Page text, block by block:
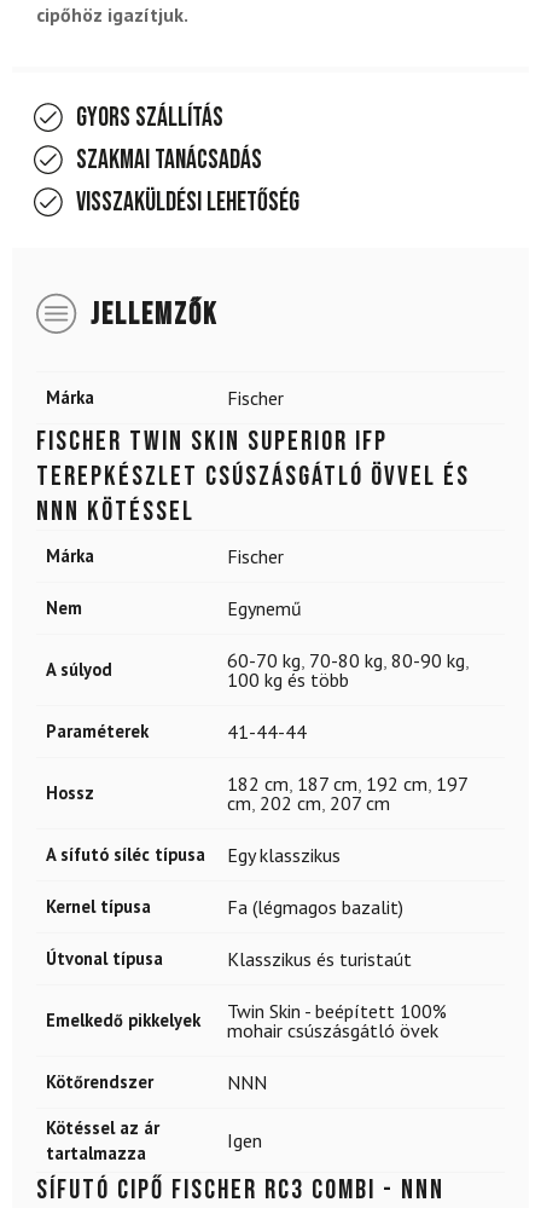
cipőhöz igazítjuk.
Gyors szállítás
Szakmai tanácsadás
Visszaküldési lehetőség
JELLEMZŐK
Márka Fischer
FISCHER Twin Skin Superior IFP
terepkészlet csúszásgátló övvel és
NNN kötéssel
Márka Fischer
Nem Egynemű
A súlyod 60-70 kg 70-80 kg 80-90 kg
100 kg és több
Paraméterek 41-44-44
Hossz 182 cm 187 cm 192 cm 197
cm 202 cm 207 cm
A sífutó síléc típusa Egy klasszikus
Kernel típusa Fa (légmagos bazalit)
Útvonal típusa Klasszikus és turistaút
Emelkedő pikkelyek
Twin Skin - beépített 100%
mohair csúszásgátló övek
Kötőrendszer NNN
Kötéssel az ár
tartalmazza
Igen
Sífutó cipő FISCHER RC3 Combi - NNN